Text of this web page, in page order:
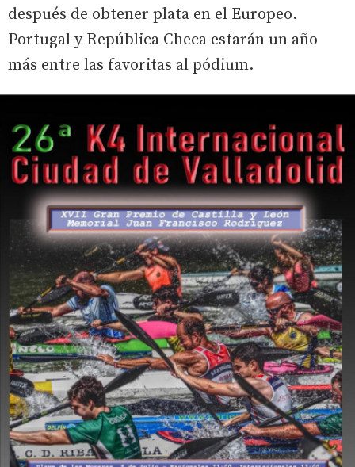
después de obtener plata en el Europeo.
Portugal y República Checa estarán un año
más entre las favoritas al pódium.